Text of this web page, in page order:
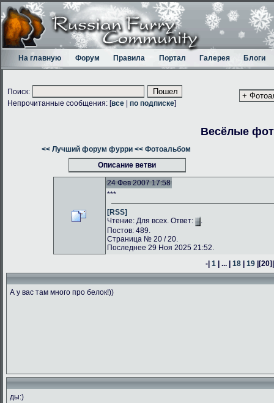
На главную Форум Правила Портал Галерея Блоги
Поиск:
Непрочитанные сообщения: [все по подписке]
Весёлые
<< Лучший форум фурри << Фотоальбом
Описание ветви
24 Фев 2007 17:58
***
[RSS]
Чтение: Для всех. Ответ:
.
Постов: 489.
Страница № 20 / 20.
Последнее 29 Ноя 2025 21:52.
-| 1 | ... | 18 | 19 |[20]
А у вас там много про белок!))
ды:)